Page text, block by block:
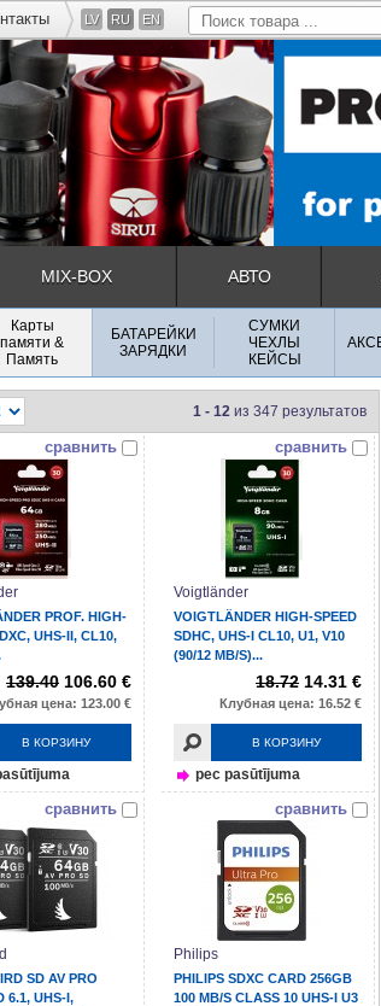
LV RU EN
MIX-BOX АВТО
Карты
памяти &
Память
БАТАРЕЙКИ
ЗАРЯДКИ
СУМКИ
ЧЕХЛЫ
КЕЙСЫ
1 - 12 из 347 результатов
сравнить
PROF. HIGH-
UHS-II, CL10,
139.40 106.60 €
цена: 123.00 €
В КОРЗИНУ
сравнить
Voigtländer
VOIGTLÄNDER HIGH-SPEED
SDHC, UHS-I CL10, U1, V10
(90/12 MB/S)...
18.72 14.31 €
Клубная цена: 16.52 €
В КОРЗИНУ
pec pasūtījuma
сравнить
SD AV PRO
6.1, UHS-I,
сравнить
Philips
PHILIPS SDXC CARD 256GB
100 MB/S CLASS 10 UHS-I U3